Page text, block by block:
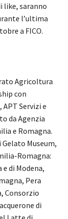
like, saranno
l’ultima
a FICO.
Agricoltura
con
Servizi e
da Agenzia
e Romagna.
Museum,
Romagna:
di Modena,
Pera
Consorzio
di